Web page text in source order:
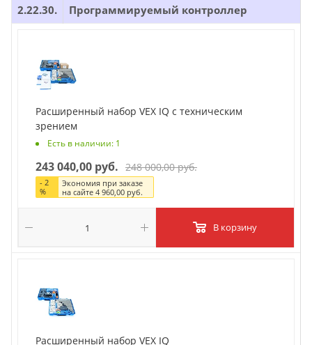
2.22.30.
Программируемый контроллер
Расширенный набор VEX IQ с техническим
зрением
Есть в наличии: 1
243 040,00 руб. 248 000,00 руб.
- 2
%
Экономия при заказе
на сайте4 960,00 руб.
В корзину
Расширенный набор VEX IQ